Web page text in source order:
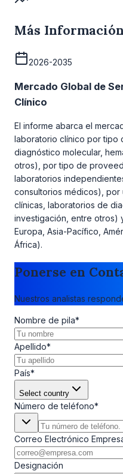
Más Información
2026-2035
Mercado Global de
Clínico
El informe abarca el
laboratorio clínico por tipo
diagnóstico molecular,
otros), por tipo de
laboratorios
consultorios médicos), por
clínicas, laboratorios de
investigación, entre otros)
Europa, Asia-Pacífico,
África).
Ponerse en
Nuestros analistas
Nombre de pila*
Apellido*
País*
Select country
Número de teléfono*
Correo Electrónico
Designación